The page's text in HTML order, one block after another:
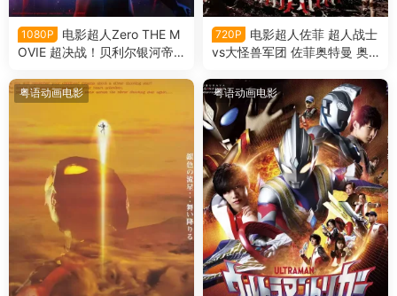
1080P
电影超人Zero THE M
OVIE 超决战！贝利尔银河帝
银河帝国粤语版
720P
电影超人佐菲 超人战士
vs大怪兽军团 佐菲奥特曼 奥
粤语动画电影 粤语动画电影